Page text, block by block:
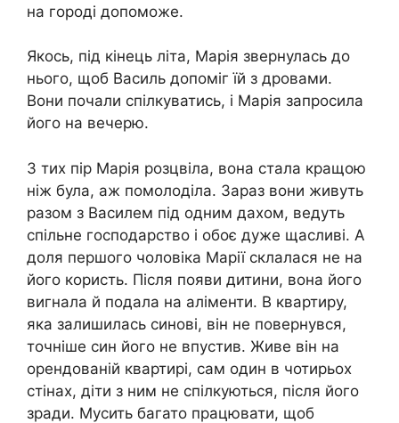
на городі допоможе.
Якось, під кінець літа, Марія звернулась до
нього, щоб Василь допоміг їй з дровами.
Вони почали спілкуватись, і Марія запросила
його на вечерю.
З тих пір Марія розцвіла, вона стала кращою
ніж була, аж помолоділа. Зараз вони живуть
разом з Василем під одним дахом, ведуть
спільне господарство і обоє дуже щасливі. А
доля першого чоловіка Марії склалася не на
його користь. Після появи дитини, вона його
вигнала й подала на аліменти. В квартиру,
яка залишилась синові, він не повернувся,
точніше син його не впустив. Живе він на
орендованій квартирі, сам один в чотирьох
стінах, діти з ним не спілкуються, після його
зради. Мусить багато працювати, щоб